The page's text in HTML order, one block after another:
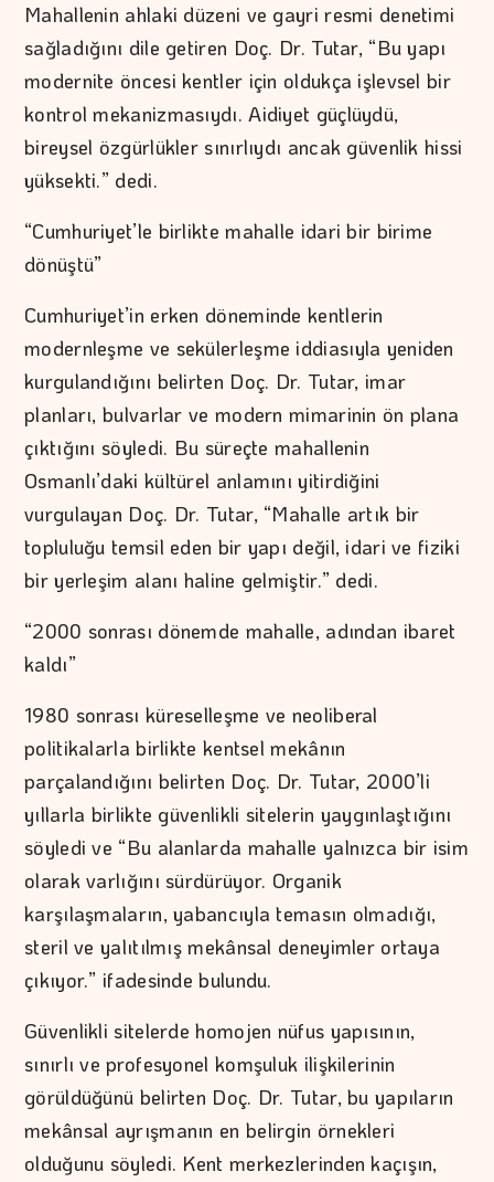
Mahallenin ahlaki düzeni ve gayri resmi denetimi
sağladığını dile getiren Doç. Dr. Tutar, “Bu yapı
modernite öncesi kentler için oldukça işlevsel bir
kontrol mekanizmasıydı. Aidiyet güçlüydü,
bireysel özgürlükler sınırlıydı ancak güvenlik hissi
yüksekti.” dedi.
“Cumhuriyet’le birlikte mahalle idari bir birime
dönüştü”
Cumhuriyet’in erken döneminde kentlerin
modernleşme ve sekülerleşme iddiasıyla yeniden
kurgulandığını belirten Doç. Dr. Tutar, imar
planları, bulvarlar ve modern mimarinin ön plana
çıktığını söyledi. Bu süreçte mahallenin
Osmanlı’daki kültürel anlamını yitirdiğini
vurgulayan Doç. Dr. Tutar, “Mahalle artık bir
topluluğu temsil eden bir yapı değil, idari ve fiziki
bir yerleşim alanı haline gelmiştir.” dedi.
“2000 sonrası dönemde mahalle, adından ibaret
kaldı”
1980 sonrası küreselleşme ve neoliberal
politikalarla birlikte kentsel mekânın
parçalandığını belirten Doç. Dr. Tutar, 2000’li
yıllarla birlikte güvenlikli sitelerin yaygınlaştığını
söyledi ve “Bu alanlarda mahalle yalnızca bir isim
olarak varlığını sürdürüyor. Organik
karşılaşmaların, yabancıyla temasın olmadığı,
steril ve yalıtılmış mekânsal deneyimler ortaya
çıkıyor.” ifadesinde bulundu.
Güvenlikli sitelerde homojen nüfus yapısının,
sınırlı ve profesyonel komşuluk ilişkilerinin
görüldüğünü belirten Doç. Dr. Tutar, bu yapıların
mekânsal ayrışmanın en belirgin örnekleri
olduğunu söyledi. Kent merkezlerinden kaçışın,